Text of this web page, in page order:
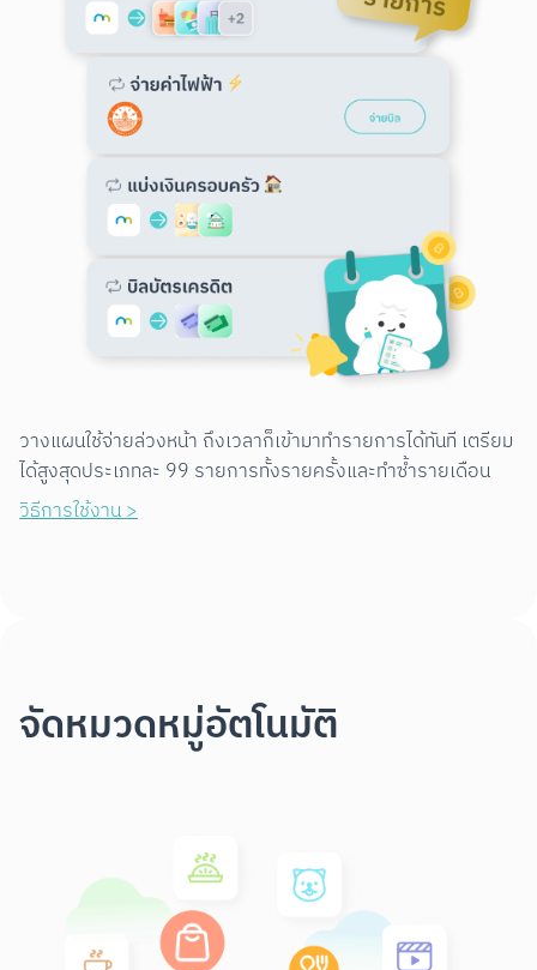
วางแผนใช้จ่ายล่วงหน้า ถึงเวลาก็เข้ามาทำรายการได้ทันที เตรียม
ได้สูงสุดประเภทละ 99 รายการทั้งรายครั้งและทำซ้ำรายเดือน
วิธีการใช้งาน >
จัดหมวดหมู่อัตโนมัติ